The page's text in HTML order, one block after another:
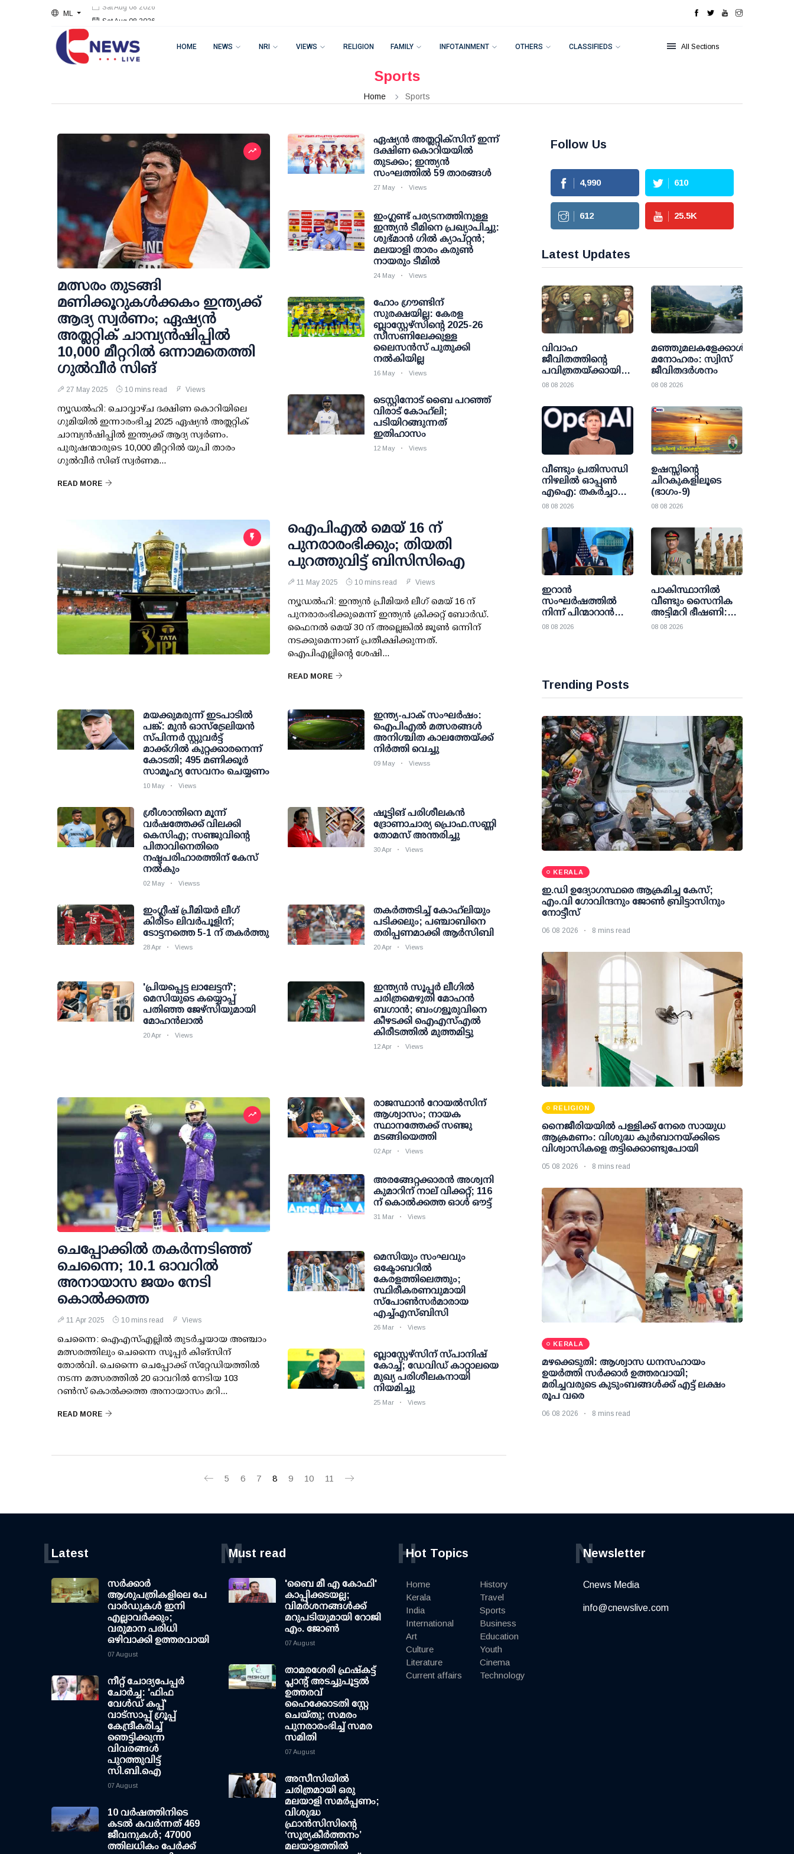
ML
HOME NEWS NRI VIEWS RELIGION FAMILY INFOTAINMENT OTHERS CLASSIFIEDS All Sections
Sports
Home Sports
മത്സരം തുടങ്ങി
മണിക്കൂറുകള്‍ക്കകം ഇന്ത്യക്ക്
ആദ്യ സ്വര്‍ണം; ഏഷ്യന്‍
അത്ലറ്റിക് ചാമ്പ്യന്‍ഷിപ്പില്‍
10,000 മീറ്ററില്‍ ഒന്നാമതെത്തി
ഗുല്‍വീര്‍ സിങ്
27 May 2025 10 mins read Views
ന്യൂഡല്‍ഹി: ചൊവ്വാഴ്ച ദക്ഷിണ കൊറിയിലെ
ഗുമിയില്‍ ഇന്നാരംഭിച്ച 2025 ഏഷ്യന്‍ അത്ലറ്റിക്
ചാമ്പ്യന്‍ഷിപ്പില്‍ ഇന്ത്യക്ക് ആദ്യ സ്വര്‍ണം.
പുരുഷന്മാരുടെ 10,000 മീറ്ററില്‍ യുപി താരം
ഗുല്‍വീര്‍ സിങ് സ്വര്‍ണമ...
READ MORE
ഏഷ്യന്‍ അത്ലറ്റിക്‌സിന് ഇന്ന്
ദക്ഷിണ കൊറിയയില്‍
തുടക്കം; ഇന്ത്യന്‍
സംഘത്തില്‍ 59 താരങ്ങള്‍
27 May Views
ഇംഗ്ലണ്ട് പര്യടനത്തിനുള്ള
ഇന്ത്യന്‍ ടീമിനെ പ്രഖ്യാപിച്ചു:
ശുഭ്മാന്‍ ഗില്‍ ക്യാപ്റ്റന്‍;
മലയാളി താരം കരുണ്‍
നായരും ടീമില്‍
24 May Views
ഹോം ഗ്രൗണ്ടിന്
സുരക്ഷയില്ല: കേരള
ബ്ലാസ്റ്റേഴ്സിന്റെ 2025-26
സീസണിലേക്കുള്ള
ലൈസന്‍സ് പുതുക്കി
നല്‍കിയില്ല
16 May Views
ടെസ്റ്റിനോട് ബൈ പറഞ്ഞ്
വിരാട് കോഹ്‍ലി;
പടിയിറങ്ങുന്നത്
ഇതിഹാസം
12 May Views
ഐപിഎല്‍ മെയ് 16 ന്
പുനരാരംഭിക്കും; തിയതി
പുറത്തുവിട്ട് ബിസിസിഐ
11 May 2025 10 mins read Views
ന്യൂഡല്‍ഹി: ഇന്ത്യന്‍ പ്രീമിയര്‍ ലീഗ് മെയ് 16 ന്
പുനരാരംഭിക്കുമെന്ന് ഇന്ത്യന്‍ ക്രിക്കറ്റ് ബോര്‍ഡ്.
ഫൈനല്‍ മെയ് 30 ന് അല്ലെങ്കില്‍ ജൂണ്‍ ഒന്നിന്
നടക്കുമെന്നാണ് പ്രതീക്ഷിക്കുന്നത്.
ഐപിഎല്ലിന്റെ ശേഷി...
READ MORE
മയക്കുമരുന്ന് ഇടപാടില്‍
പങ്ക്: മുന്‍ ഓസ്ട്രേലിയന്‍
സ്പിന്നര്‍ സ്റ്റുവര്‍ട്ട്
മാക്ക്ഗില്‍ കുറ്റക്കാരനെന്ന്
കോടതി; 495 മണിക്കൂര്‍
സാമൂഹ്യ സേവനം ചെയ്യണം
10 May Views
ഇന്ത്യ-പാക് സംഘര്‍ഷം:
ഐപിഎല്‍ മത്സരങ്ങള്‍
അനിശ്ചിത കാലത്തേയ്ക്ക്
നിര്‍ത്തി വെച്ചു
09 May Viewss
ശ്രീശാന്തിനെ മൂന്ന്
വര്‍ഷത്തേക്ക് വിലക്കി
കെസിഎ; സഞ്ജുവിന്റെ
പിതാവിനെതിരെ
നഷ്ടപരിഹാരത്തിന് കേസ്
നല്‍കും
02 May Viewss
ഷൂട്ടിങ് പരിശീലകന്‍
ദ്രോണാചാര്യ പ്രൊഫ.സണ്ണി
തോമസ് അന്തരിച്ചു
30 Apr Views
ഇംഗ്ലീഷ് പ്രീമിയര്‍ ലീഗ്
കിരീടം ലിവര്‍പൂളിന്;
ടോട്ടനത്തെ 5-1 ന് തകര്‍ത്തു
28 Apr Views
തകർത്തടിച്ച് കോഹ്‌ലിയും
പടിക്കലും; പഞ്ചാബിനെ
തരിപ്പണമാക്കി ആർസിബി
20 Apr Views
'പ്രിയപ്പെട്ട ലാലേട്ടന്';
മെസിയുടെ കയ്യൊപ്പ്
പതിഞ്ഞ ജേഴ്‌സിയുമായി
മോഹന്‍ലാല്‍
20 Apr Views
ഇന്ത്യന്‍ സൂപ്പര്‍ ലീഗില്‍
ചരിത്രമെഴുതി മോഹന്‍
ബഗാന്‍; ബംഗളൂരുവിനെ
കീഴടക്കി ഐഎസ്എല്‍
കിരീടത്തില്‍ മുത്തമിട്ടു
12 Apr Views
ചെപ്പോക്കില്‍ തകര്‍ന്നടിഞ്ഞ്
ചെന്നൈ; 10.1 ഓവറില്‍
അനായാസ ജയം നേടി
കൊല്‍ക്കത്ത
11 Apr 2025 10 mins read Views
ചെന്നൈ: ഐഎസ്എല്ലില്‍ തുടര്‍ച്ചയായ അഞ്ചാം
മത്സരത്തിലും ചെന്നൈ സൂപ്പര്‍ കിങ്‌സിന്
തോല്‍വി. ചെന്നൈ ചെപ്പോക്ക് സ്‌റ്റേഡിയത്തില്‍
നടന്ന മത്സരത്തില്‍ 20 ഓവറില്‍ നേടിയ 103
റണ്‍സ് കൊല്‍ക്കത്ത അനായാസം മറി...
READ MORE
രാജസ്ഥാന്‍ റോയല്‍സിന്
ആശ്വാസം; നായക
സ്ഥാനത്തേക്ക് സഞ്ജു
മടങ്ങിയെത്തി
02 Apr Views
അരങ്ങേറ്റക്കാരന്‍ അശ്വനി
കുമാറിന് നാല് വിക്കറ്റ്; 116
ന് കൊല്‍ക്കത്ത ഓള്‍ ഔട്ട്
31 Mar Views
മെസിയും സംഘവും
ഒക്ടോബറില്‍
കേരളത്തിലെത്തും;
സ്ഥിരീകരണവുമായി
സ്പോണ്‍സര്‍മാരായ
എച്ച്എസ്ബിസി
26 Mar Views
ബ്ലാസ്റ്റേഴ്സിന് സ്പാനിഷ്
കോച്ച്; ഡേവിഡ് കാറ്റാലയെ
മുഖ്യ പരിശീലകനായി
നിയമിച്ചു
25 Mar Views
5 6 7 8 9 10 11
Follow Us
4,990 610
612 25.5K
Latest Updates
വിവാഹ
ജീവിതത്തിന്റെ
പവിത്രതയ്ക്കായി
രക്തസാക്ഷിത്വം;
ഫ്രാന്‍സിസ്‌കന്‍
വൈദികരെ
വാഴ്ത്തപ്പെട്ടവരായി
പ്രഖ്യാപിക്കുന്നു
08 08 2026
മഞ്ഞുമലകളേക്കാൾ
മനോഹരം: സ്വിസ്
ജീവിതദർശനം
08 08 2026
വീണ്ടും പ്രതിസന്ധി
നിഴലില്‍ ഓപ്പണ്‍
എഐ: തകര്‍ച്ചാ
മുന്നറിയിപ്പുകളെ
ശുഭാപ്തി
വിശ്വാസവുമായി
സാം ഓള്‍ട്ട്മാന്‍
08 08 2026
ഉഷസ്സിന്റെ
ചിറകുകളിലൂടെ
(ഭാഗം-9)
08 08 2026
ഇറാന്‍
സംഘര്‍ഷത്തില്‍
നിന്ന് പിന്മാറാന്‍
യു.എസ് നീക്കം;
08 08 2026
പാകിസ്ഥാനില്‍
വീണ്ടും സൈനിക
അട്ടിമറി ഭീഷണി:
അസിം മുനീറിന്റെ
08 08 2026
Trending Posts
KERALA
ഇ.ഡി ഉദ്യോഗസ്ഥരെ ആക്രമിച്ച കേസ്;
എം.വി ഗോവിന്ദനും ജോണ്‍ ബ്രിട്ടാസിനും
നോട്ടീസ്
06 08 2026 8 mins read
RELIGION
നൈജീരിയയിൽ പള്ളിക്ക് നേരെ സായുധ
ആക്രമണം: വിശുദ്ധ കുർബാനയ്ക്കിടെ
വിശ്വാസികളെ തട്ടിക്കൊണ്ടുപോയി
05 08 2026 8 mins read
KERALA
മഴക്കെടുതി: ആശ്വാസ ധനസഹായം
ഉയര്‍ത്തി സര്‍ക്കാര്‍ ഉത്തരവായി;
മരിച്ചവരുടെ കുടുംബങ്ങള്‍ക്ക് എട്ട് ലക്ഷം
രൂപ വരെ
06 08 2026 8 mins read
Latest
L
സര്‍ക്കാര്‍
ആശുപത്രികളിലെ പേ
വാര്‍ഡുകള്‍ ഇനി
എല്ലാവര്‍ക്കും;
വരുമാന പരിധി
ഒഴിവാക്കി ഉത്തരവായി
07 August
നീറ്റ് ചോദ്യപേപ്പര്‍
ചോര്‍ച്ച: 'ഫിഫ
വേള്‍ഡ് കപ്പ്'
വാട്സാപ്പ് ഗ്രൂപ്പ്
കേന്ദ്രീകരിച്ച്
ഞെട്ടിക്കുന്ന
വിവരങ്ങള്‍
പുറത്തുവിട്ട്
സി.ബി.ഐ
07 August
10 വര്‍ഷത്തിനിടെ
കടല്‍ കവര്‍ന്നത് 469
ജീവനുകള്‍; 47000
ത്തിലധികം പേര്‍ക്ക്
Must read
M
'ബൈ മീ എ കോഫി'
കാപ്പിക്കടയല്ല;
വിമര്‍ശനങ്ങള്‍ക്ക്
മറുപടിയുമായി റോജി
എം. ജോണ്‍
07 August
താമരശേരി ഫ്രഷ്കട്ട്
പ്ലാന്റ് അടച്ചുപൂട്ടൽ
ഉത്തരവ്
ഹൈക്കോടതി സ്റ്റേ
ചെയ്തു; സമരം
പുനരാരംഭിച്ച് സമര
സമിതി
07 August
അസീസിയിൽ
ചരിത്രമായി ഒരു
മലയാളി സമർപ്പണം;
വിശുദ്ധ
ഫ്രാൻസിസിന്റെ
‘സൂര്യകീർത്തനം’
മലയാളത്തിൽ
Hot Topics
H
Home
Kerala
India
International
Art
Culture
Literature
Current affairs
History
Travel
Sports
Business
Education
Youth
Cinema
Technology
Newsletter
N
Cnews Media
info@cnewslive.com